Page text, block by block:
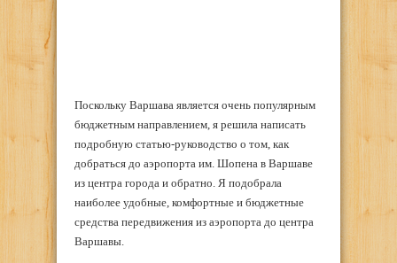
Поскольку Варшава является очень популярным
бюджетным направлением, я решила написать
подробную статью-руководство о том, как
добраться до аэропорта им. Шопена в Варшаве
из центра города и обратно. Я подобрала
наиболее удобные, комфортные и бюджетные
средства передвижения из аэропорта до центра
Варшавы.